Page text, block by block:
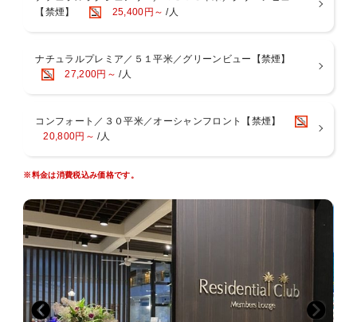
・オールデイダイニング「コラーロ」 和洋中ブッフェ
※ゆらぎ月 定休日 水曜日および日曜日
※状況により予告なく会場や時間・メニュー等が変更になる場合があ
■おもてなし
・屋外ラグーンプール(4月〜10月末迄営業予定)
・未就学児のお子様は添い寝にて無料
・未就学児のお子様は朝食ブッフェ無料（大人の方の同伴にて）
・ベビーカー・ベビーベッド貸出可（事前予約制）
【禁煙】
25,400円～ /人
ナチュラルプレミア／５１平米／グリーンビュー【禁煙】
27,200円～ /人
コンフォート／３０平米／オーシャンフロント【禁煙】
20,800円～ /人
※料金は消費税込み価格です。